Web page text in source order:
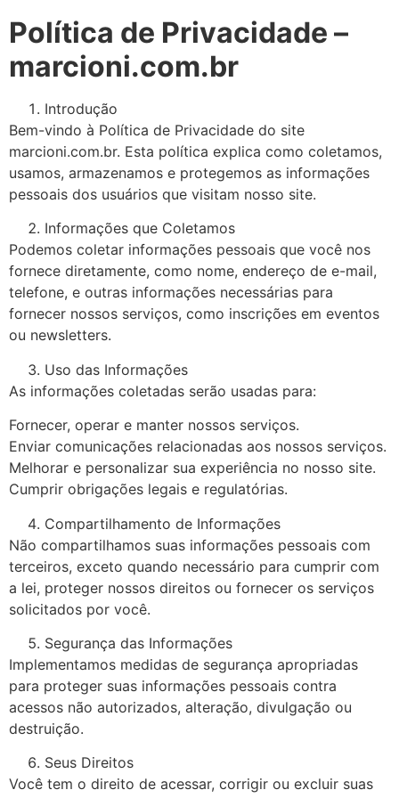
Política de Privacidade –
marcioni.com.br
Introdução
Bem-vindo à Política de Privacidade do site
marcioni.com.br. Esta política explica como coletamos,
usamos, armazenamos e protegemos as informações
pessoais dos usuários que visitam nosso site.
Informações que Coletamos
Podemos coletar informações pessoais que você nos
fornece diretamente, como nome, endereço de e-mail,
telefone, e outras informações necessárias para
fornecer nossos serviços, como inscrições em eventos
ou newsletters.
Uso das Informações
As informações coletadas serão usadas para:
Fornecer, operar e manter nossos serviços.
Enviar comunicações relacionadas aos nossos serviços.
Melhorar e personalizar sua experiência no nosso site.
Cumprir obrigações legais e regulatórias.
Compartilhamento de Informações
Não compartilhamos suas informações pessoais com
terceiros, exceto quando necessário para cumprir com
a lei, proteger nossos direitos ou fornecer os serviços
solicitados por você.
Segurança das Informações
Implementamos medidas de segurança apropriadas
para proteger suas informações pessoais contra
acessos não autorizados, alteração, divulgação ou
destruição.
Seus Direitos
Você tem o direito de acessar, corrigir ou excluir suas